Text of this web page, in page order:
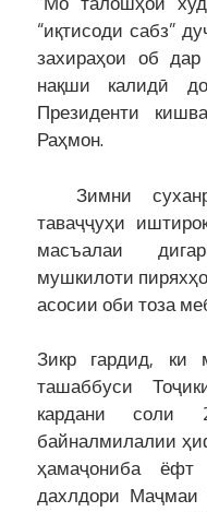
“иқтисоди сабз”
захираҳои об
нақши калидӣ
Президенти
Раҳмон.
Зимни
таваҷҷуҳи
масъалаи
мушкилоти
асосии оби тоза
Зикр гардид, ки
ташаббуси
кардани соли
байналмилалии
ҳамаҷониба
дахлдори